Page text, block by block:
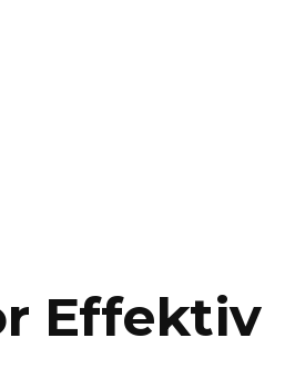
Effektiv